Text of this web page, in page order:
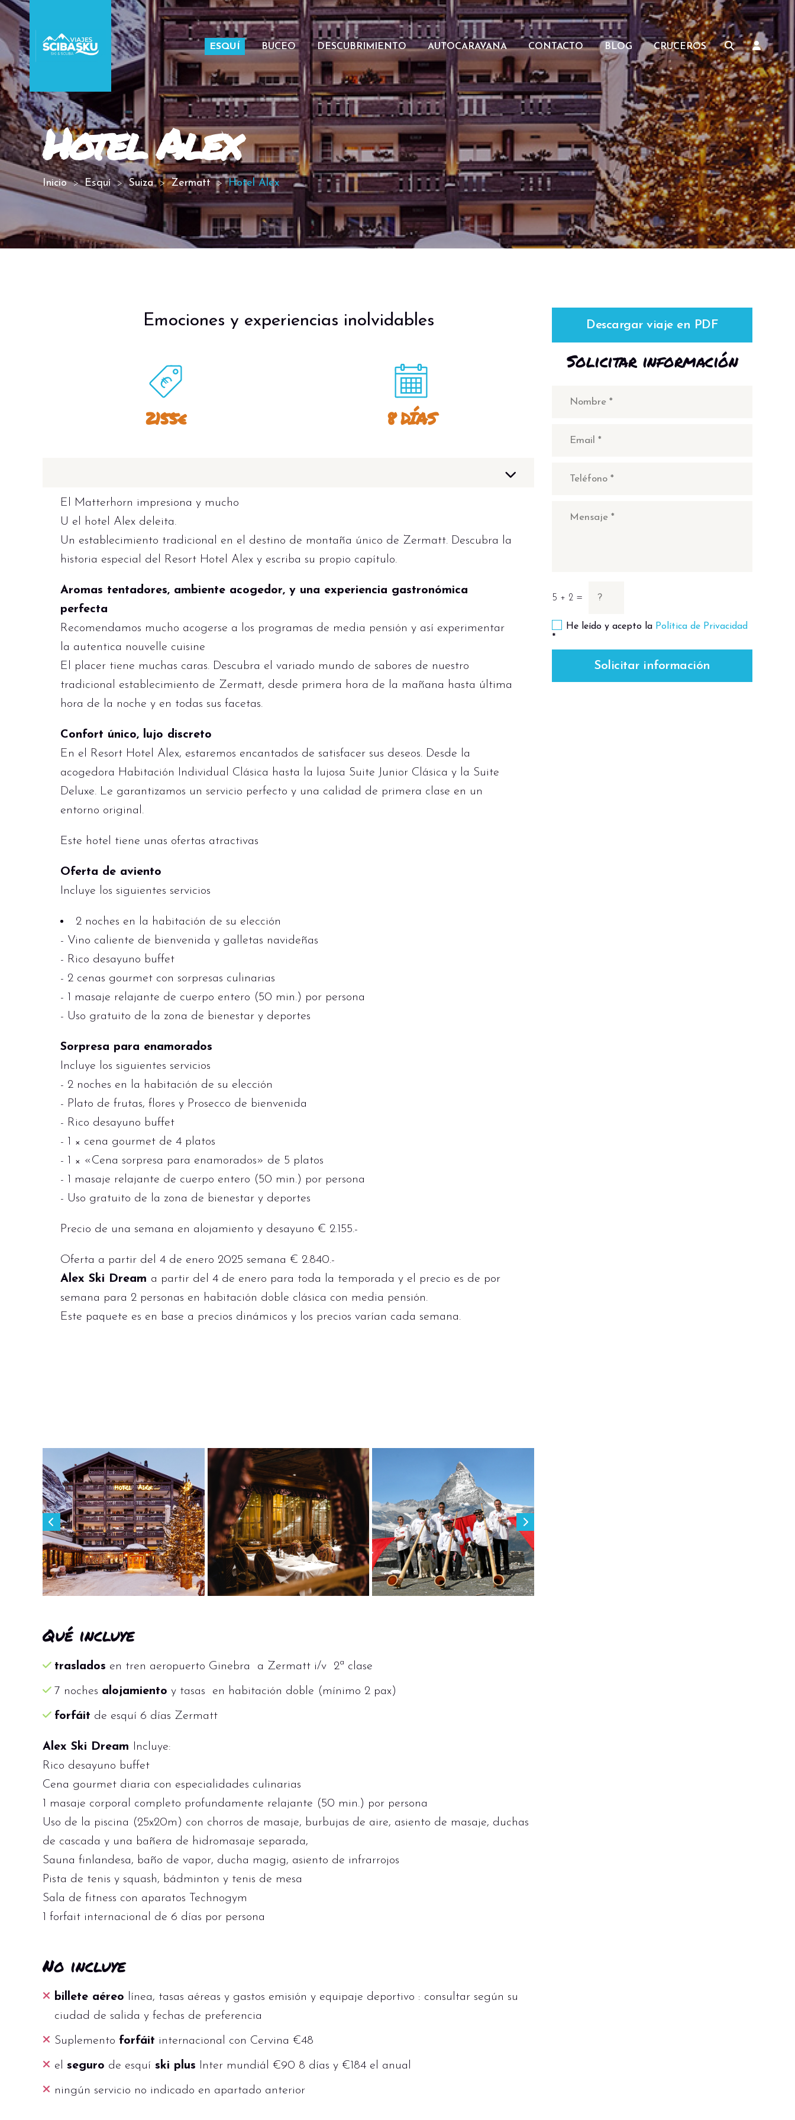
ESQUÍ BUCEO DESCUBRIMIENTO AUTOCARAVANA CONTACTO BLOG CRUCEROS
Hotel Alex
Inicio Esquí Suiza Zermatt Hotel Alex
Emociones y experiencias inolvidables
2155€ 8 DÍAS
El Matterhorn impresiona y mucho
U el hotel Alex deleita.
Un establecimiento tradicional en el destino de montaña único de Zermatt. Descubra la
historia especial del Resort Hotel Alex y escriba su propio capítulo.
Aromas tentadores, ambiente acogedor, y una experiencia gastronómica
perfecta
Recomendamos mucho acogerse a los programas de media pensión y así experimentar
la autentica nouvelle cuisine
El placer tiene muchas caras. Descubra el variado mundo de sabores de nuestro
tradicional establecimiento de Zermatt, desde primera hora de la mañana hasta última
hora de la noche y en todas sus facetas.
Confort único, lujo discreto
En el Resort Hotel Alex, estaremos encantados de satisfacer sus deseos. Desde la
acogedora Habitación Individual Clásica hasta la lujosa Suite Junior Clásica y la Suite
Deluxe. Le garantizamos un servicio perfecto y una calidad de primera clase en un
entorno original.
Este hotel tiene unas ofertas atractivas
Oferta de aviento
Incluye los siguientes servicios
2 noches en la habitación de su elección
- Vino caliente de bienvenida y galletas navideñas
- Rico desayuno buffet
- 2 cenas gourmet con sorpresas culinarias
- 1 masaje relajante de cuerpo entero (50 min.) por persona
- Uso gratuito de la zona de bienestar y deportes
Sorpresa para enamorados
Incluye los siguientes servicios
- 2 noches en la habitación de su elección
- Plato de frutas, flores y Prosecco de bienvenida
- Rico desayuno buffet
- 1 × cena gourmet de 4 platos
- 1 × «Cena sorpresa para enamorados» de 5 platos
- 1 masaje relajante de cuerpo entero (50 min.) por persona
- Uso gratuito de la zona de bienestar y deportes
Precio de una semana en alojamiento y desayuno € 2.155.-
Oferta a partir del 4 de enero 2025 semana € 2.840.-
Alex Ski Dream a partir del 4 de enero para toda la temporada y el precio es de por
semana para 2 personas en habitación doble clásica con media pensión.
Este paquete es en base a precios dinámicos y los precios varían cada semana.
Qué incluye
traslados en tren aeropuerto Ginebra a Zermatt i/v 2ª clase
7 noches alojamiento y tasas en habitación doble (mínimo 2 pax)
forfáit de esquí 6 días Zermatt
Alex Ski Dream Incluye:
Rico desayuno buffet
Cena gourmet diaria con especialidades culinarias
1 masaje corporal completo profundamente relajante (50 min.) por persona
Uso de la piscina (25x20m) con chorros de masaje, burbujas de aire, asiento de masaje, duchas
de cascada y una bañera de hidromasaje separada,
Sauna finlandesa, baño de vapor, ducha magig, asiento de infrarrojos
Pista de tenis y squash, bádminton y tenis de mesa
Sala de fitness con aparatos Technogym
1 forfait internacional de 6 días por persona
No incluye
billete aéreo línea, tasas aéreas y gastos emisión y equipaje deportivo : consultar según su
ciudad de salida y fechas de preferencia
Suplemento forfáit internacional con Cervina €48
el seguro de esquí ski plus Inter mundiál €90 8 días y €184 el anual
ningún servicio no indicado en apartado anterior
Descargar viaje en PDF
Solicitar información
5 + 2 =
He leído y acepto la Política de Privacidad
*
Solicitar información